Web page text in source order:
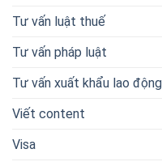
Tư vấn luật thuế
Tư vấn pháp luật
Tư vấn xuất khẩu lao
Viết content
Visa